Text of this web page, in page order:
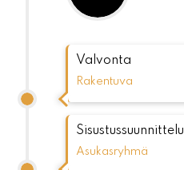
Valvonta
Rakentuva
Sisustussuunnittelu
Asukasryhmä